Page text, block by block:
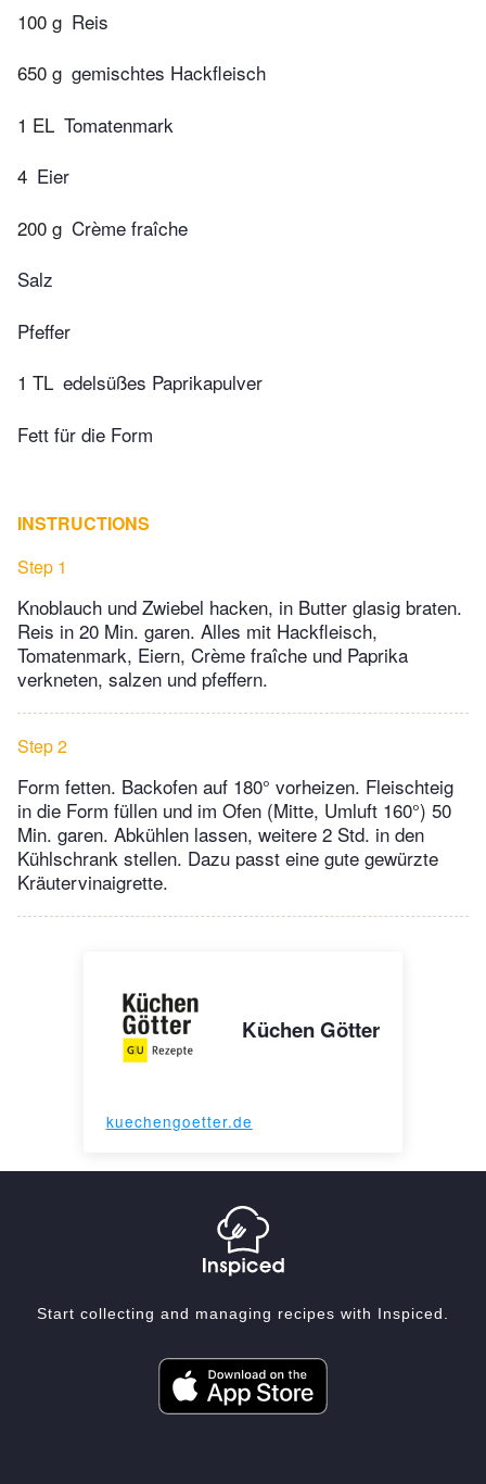
100 g Reis
650 g gemischtes Hackfleisch
1 EL Tomatenmark
4 Eier
200 g Crème fraîche
Salz
Pfeffer
1 TL edelsüßes Paprikapulver
Fett für die Form
INSTRUCTIONS
Step 1
Knoblauch und Zwiebel hacken, in Butter glasig braten.
Reis in 20 Min. garen. Alles mit Hackfleisch,
Tomatenmark, Eiern, Crème fraîche und Paprika
verkneten, salzen und pfeffern.
Step 2
Form fetten. Backofen auf 180° vorheizen. Fleischteig
in die Form füllen und im Ofen (Mitte, Umluft 160°) 50
Min. garen. Abkühlen lassen, weitere 2 Std. in den
Kühlschrank stellen. Dazu passt eine gute gewürzte
Kräutervinaigrette.
Küchen Götter
kuechengoetter.de
Start collecting and managing recipes with Inspiced.